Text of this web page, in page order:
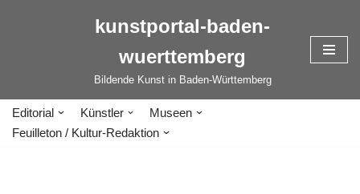
kunstportal-baden-
wuerttemberg
Bildende Kunst in Baden-Württemberg
Editorial Künstler
Museen
Feuilleton / Kultur-Redaktion